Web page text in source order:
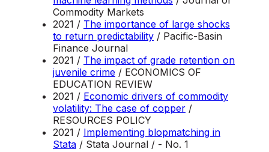
Commodity Markets
2021 / The importance of large shocks
to return predictability / Pacific-Basin
Finance Journal
2021 / The impact of grade retention on
juvenile crime / ECONOMICS OF
EDUCATION REVIEW
2021 / Economic drivers of commodity
volatility: The case of copper /
RESOURCES POLICY
2021 / Implementing blopmatching in
Stata / Stata Journal / - No. 1